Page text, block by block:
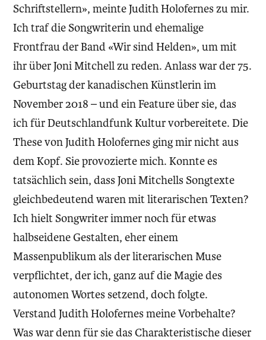
Schriftstellern», meinte Judith Holofernes zu mir.
Ich traf die Songwriterin und ehemalige
Frontfrau der Band «Wir sind Helden», um mit
ihr über Joni Mitchell zu reden. Anlass war der 75.
Geburtstag der kanadischen Künstlerin im
November 2018 – und ein Feature über sie, das
ich für Deutschlandfunk Kultur vorbereitete. Die
These von Judith Holofernes ging mir nicht aus
dem Kopf. Sie provozierte mich. Konnte es
tatsächlich sein, dass Joni Mitchells Songtexte
gleichbedeutend waren mit literarischen Texten?
Ich hielt Songwriter immer noch für etwas
halbseidene Gestalten, eher einem
Massenpublikum als der literarischen Muse
verpflichtet, der ich, ganz auf die Magie des
autonomen Wortes setzend, doch folgte.
Verstand Judith Holofernes meine Vorbehalte?
Was war denn für sie das Charakteristische dieser